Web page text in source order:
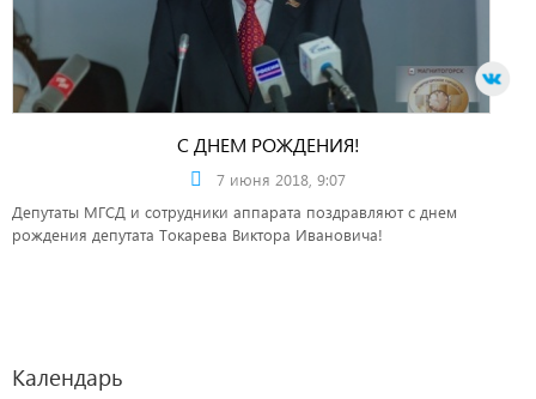
С ДНЕМ РОЖДЕНИЯ!
7 июня 2018, 9:07
Депутаты МГСД и сотрудники аппарата поздравляют с днем
рождения депутата Токарева Виктора Ивановича!
Календарь